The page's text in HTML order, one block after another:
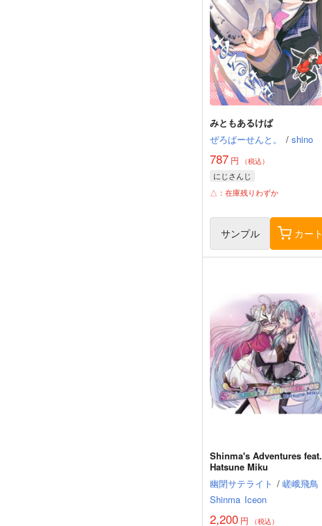
みともあるけば
ぜろぱーせんと。
/ shino
787 円 （税込）
にじさんじ
△：在庫残りわずか
サンプル カート
Shinma's Adventures feat.
Hatsune Miku
幽閉サテライト / 嵯峨飛鳥
Shinma Iceon
2,200 円 （税込）